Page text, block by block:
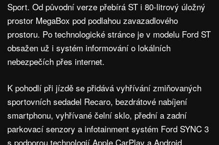
Sport. Od původní verze přebírá ST i 80-litrový úložný
prostor MegaBox pod podlahou zavazadlového
prostoru. Po technologické stránce je v modelu Ford ST
obsažen už i systém informování o lokálních
nebezpečích přes internet.
K pohodlí při jízdě se přidává vyhřívání zmiňovaných
sportovních sedadel Recaro, bezdrátové nabíjení
smartphonu, vyhřívané čelní sklo, přední a zadní
parkovací senzory a infotainment systém Ford SYNC 3
s podporou technologií Apple CarPlay a Android